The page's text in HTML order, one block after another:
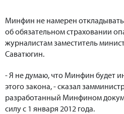
Минфин не намерен откладывать
об обязательном страховании
журналистам заместитель
Саватюгин.
- Я не думаю, что Минфин будет
этого закона, - сказал
разработанный Минфином
силу с 1 января 2012 года.